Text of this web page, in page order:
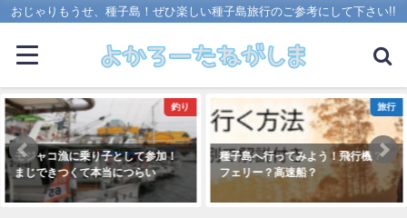
おじゃりもうせ、種子島！ぜひ楽しい種子島旅行のご参考にして下さい!!
釣り
モジャコ漁に乗り子として参加！
まじできつくて本当につらい
旅行
種子島へ行ってみよう！飛行機？
フェリー？高速船？